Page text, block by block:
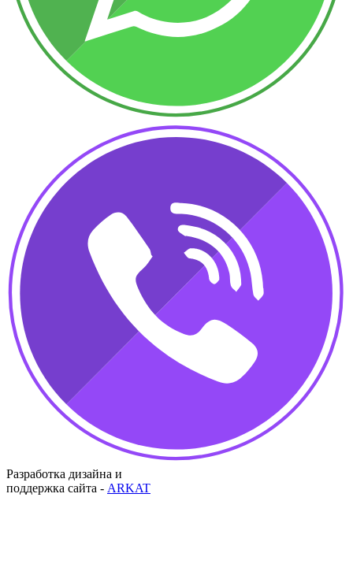
Разработка дизайна и
поддержка сайта - ARKAT